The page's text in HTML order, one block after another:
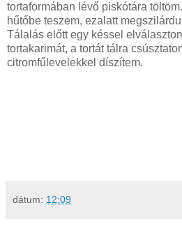
tortaformában lévő piskótára
hűtőbe teszem, ezalatt
Tálalás előtt egy késsel
tortakarimát, a tortát tálra
citromfűlevelekkel díszítem.
dátum: 12:09